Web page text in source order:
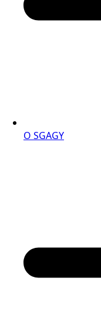
O SGAGY